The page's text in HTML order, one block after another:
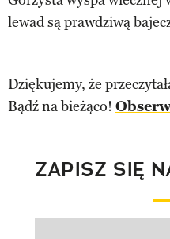
lewad są prawdziwą
Dziękujemy, że
Bądź na bieżąco!
ZAPISZ SIĘ